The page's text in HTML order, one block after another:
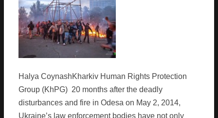
Halya CoynashKharkiv Human Rights Protection
Group (KhPG) 20 months after the deadly
disturbances and fire in Odesa on May 2, 2014,
Ukraine’s law enforcement bodies have not only